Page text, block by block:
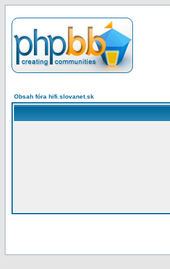
Obsah fóra hifi.slovanet.sk